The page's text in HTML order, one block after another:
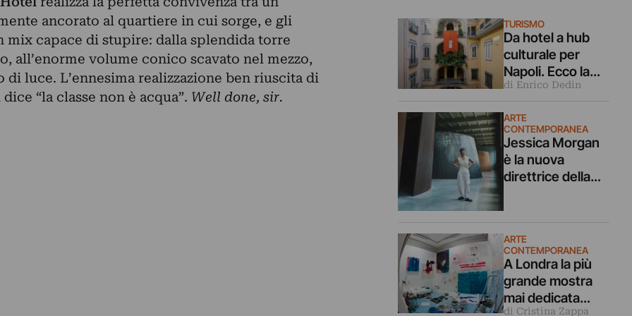
ancorato al quartiere in cui sorge, e gli
capace di stupire: dalla splendida torre
all’enorme volume conico scavato nel mezzo,
di luce. L’ennesima realizzazione ben riuscita di
“la classe non è acqua”. Well done, sir.
TURISMO
Da hotel a hub
culturale per
Napoli. Ecco la
formula dello
SuperOtium
di Enrico Dedin
ARTE
CONTEMPORANEA
Jessica Morgan
è la nuova
direttrice della
Era alla Dia Art
torna in UK
ARTE
CONTEMPORANEA
A Londra la più
grande mostra
mai dedicata
di Cristina Zappa